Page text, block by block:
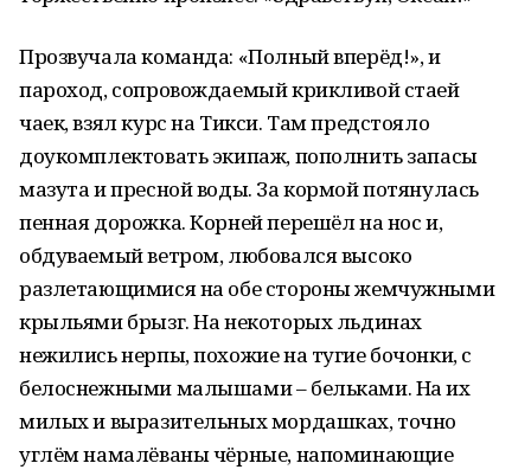
Прозвучала команда: «Полный вперёд!», и
пароход, сопровождаемый крикливой стаей
чаек, взял курс на Тикси. Там предстояло
доукомплектовать экипаж, пополнить запасы
мазута и пресной воды. За кормой потянулась
пенная дорожка. Корней перешёл на нос и,
обдуваемый ветром, любовался высоко
разлетающимися на обе стороны жемчужными
крыльями брызг. На некоторых льдинах
нежились нерпы, похожие на тугие бочонки, с
белоснежными малышами – бельками. На их
милых и выразительных мордашках, точно
углём намалёваны чёрные, напоминающие